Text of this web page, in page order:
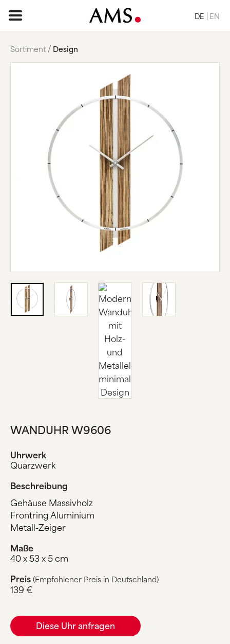
SORTIMENT
KLASSISCH
ELEGANT
DESIGN
VINTAGE
NATUR
FIRMENGESCHICHTE
SCHWARZWALD
KONTAKT
DE EN
Sortiment Design
WANDUHR W9606
Uhrwerk
Quarzwerk
Beschreibung
Gehäuse Massivholz
Frontring Aluminium
Metall-Zeiger
Maße
40 x 53 x 5 cm
Preis(Empfohlener Preis in Deutschland)
139 €
Diese Uhr anfragen